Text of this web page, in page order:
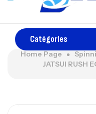
Catégories
Home Page
JATSUI RUSH